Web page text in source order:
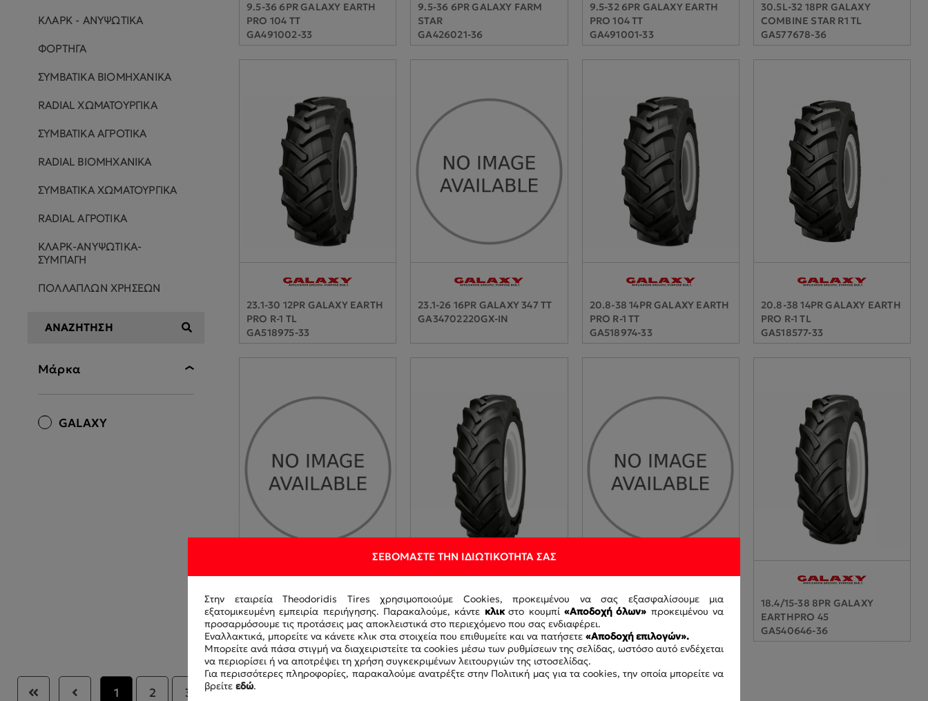
ΚΛΑΡΚ - ΑΝΥΨΩΤΙΚΑ
ΦΟΡΤΗΓΑ
ΣΥΜΒΑΤΙΚΑ ΒΙΟΜΗΧΑΝΙΚΑ
RADIAL ΧΩΜΑΤΟΥΡΓΙΚΑ
ΣΥΜΒΑΤΙΚΑ ΑΓΡΟΤΙΚΑ
RADIAL ΒΙΟΜΗΧΑΝΙΚΑ
ΣΥΜΒΑΤΙΚΑ ΧΩΜΑΤΟΥΡΓΙΚΑ
RADIAL ΑΓΡΟΤΙΚΑ
ΚΛΑΡΚ-ΑΝΥΨΩΤΙΚΑ-
ΣΥΜΠΑΓΗ
ΠΟΛΛΑΠΛΩΝ ΧΡΗΣΕΩΝ
Μάρκα
GALAXY
9.5-36 6PR GALAXY EARTH
PRO 104 TT
GA491002-33
9.5-36 6PR GALAXY FARM
STAR
GA426021-36
9.5-32 6PR GALAXY EARTH
PRO 104 TT
GA491001-33
30.5L-32 18PR GALAXY
COMBINE STAR R1 TL
GA577678-36
23.1-30 12PR GALAXY EARTH
PRO R-1 TL
GA518975-33
23.1-26 16PR GALAXY 347 TT
GA34702220GX-IN
20.8-38 14PR GALAXY EARTH
PRO R-1 TT
GA518974-33
20.8-38 14PR GALAXY EARTH
PRO R-1 TL
GA518577-33
9.5-22 6PR GALAXY FARM
STAR
GA426017-36
8.3-24 8PR GALAXY
EARTHPRO 45
GA540692-36
8-16 6PR GALAXY FARM STAR
TL
GA426033-33
18.4/15-38 8PR GALAXY
EARTHPRO 45
GA540646-36
1 2 3 4
ΣΕΒΌΜΑΣΤΕ ΤΗΝ ΙΔΙΩΤΙΚΌΤΗΤΆ ΣΑΣ
Στην εταιρεία Theodoridis Tires χρησιμοποιούμε Cookies, προκειμένου να σας εξασφαλίσουμε μια
εξατομικευμένη εμπειρία περιήγησης. Παρακαλούμε, κάντε κλικστο κουμπί «Αποδοχή όλων» προκειμένου να
προσαρμόσουμε τις προτάσεις μας αποκλειστικά στο περιεχόμενο που σας ενδιαφέρει.
Εναλλακτικά, μπορείτε να κάνετε κλικ στα στοιχεία που επιθυμείτε και να πατήσετε «Αποδοχή επιλογών».
Μπορείτε ανά πάσα στιγμή να διαχειριστείτε τα cookies μέσω των ρυθμίσεων της σελίδας, ωστόσο αυτό ενδέχεται
να περιορίσει ή να αποτρέψει τη χρήση συγκεκριμένων λειτουργιών της ιστοσελίδας.
Για περισσότερες πληροφορίες, παρακαλούμε ανατρέξτε στην Πολιτική μας για τα cookies, την οποία μπορείτε να
βρείτε εδώ.